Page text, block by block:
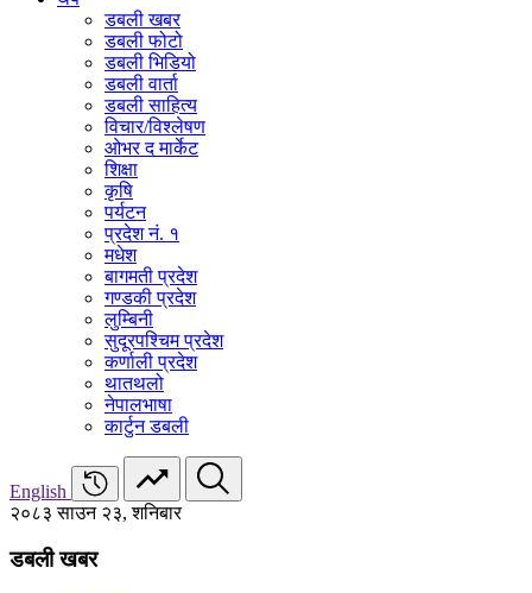
डबली खबर
डबली फोटो
डबली भिडियो
डबली वार्ता
डबली साहित्य
विचार/विश्‍लेषण
ओभर द मार्केट
शिक्षा
कृषि
पर्यटन
प्रदेश नं. १
मधेश
बागमती प्रदेश
गण्डकी प्रदेश
लुम्बिनी
सुदूरपश्चिम प्रदेश
कर्णाली प्रदेश
थातथलो
नेपालभाषा
कार्टुन डबली
English
२०८३ साउन २३, शनिबार
डबली खबर